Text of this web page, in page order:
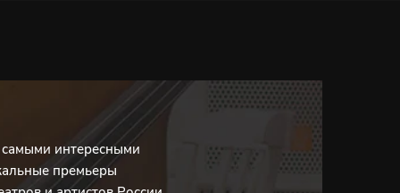
интересными
премьеры